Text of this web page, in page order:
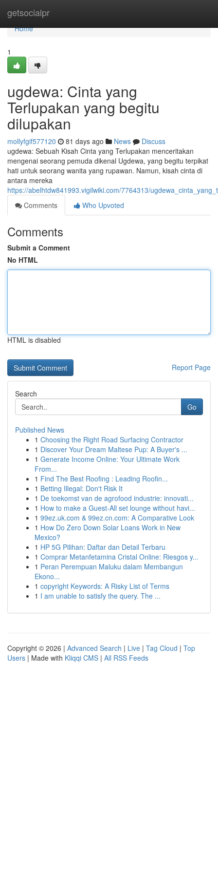
getsocialpr
Home
Home
1
ugdewa: Cinta yang
Terlupakan yang begitu
dilupakan
mollyfgif577120 81 days ago News
Discuss
ugdewa: Sebuah Kisah Cinta yang Terlupakan menceritakan
mengenai seorang pemuda dikenal Ugdewa, yang begitu terpikat
hati untuk seorang wanita yang rupawan. Namun, kisah cinta di
antara mereka
https://abelhtdw841993.vigilwiki.com/7764313/
Comments
Who Upvoted
Comments
Submit a Comment
No HTML
HTML is disabled
Report Page
Search
Go
Published News
1 Choosing the Right Road Surfacing Contractor
1 Discover Your Dream Maltese Pup: A Buyer's ...
1 Generate Income Online: Your Ultimate Work
From...
1 Find The Best Roofing : Leading Roofin...
1 Betting Illegal: Don't Risk It
1 De toekomst van de agrofood industrie: innovati...
1 How to make a Guest-All set lounge without havi...
1 99ez.uk.com & 99ez.cn.com: A Comparative Look
1 How Do Zero Down Solar Loans Work in New
Mexico?
1 HP 5G Pilihan: Daftar dan Detail Terbaru
1 Comprar Metanfetamina Cristal Online: Riesgos y...
1 Peran Perempuan Maluku dalam Membangun
Ekono...
1 copyright Keywords: A Risky List of Terms
1 I am unable to satisfy the query. The ...
Copyright © 2026 | Advanced Search | Live | Tag Cloud | Top
Users | Made with Kliqqi CMS | All RSS Feeds